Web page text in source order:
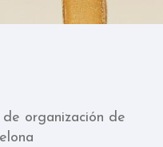
organización de